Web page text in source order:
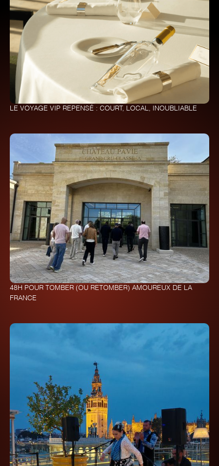
LE VOYAGE VIP REPENSÉ : COURT, LOCAL, INOUBLIABLE
48H POUR TOMBER (OU RETOMBER) AMOUREUX DE LA
FRANCE